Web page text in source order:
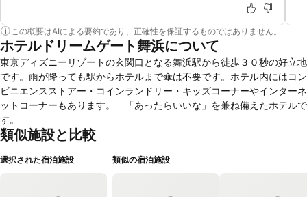
この概要はAIによる要約であり、正確性を保証するものではありません。
ホテルドリームゲート舞浜について
東京ディズニーリゾートの玄関口となる舞浜駅から徒歩３０秒の好立地
です。雨が降っても駅からホテルまで傘は不要です。ホテル内にはコン
ビニエンスストアー・コインランドリー・キッズコーナーやインターネ
ットコーナーもあります。 「あったらいいな」を兼ね備えたホテルで
す。
類似施設と比較
選択された宿泊施設 類似の宿泊施設